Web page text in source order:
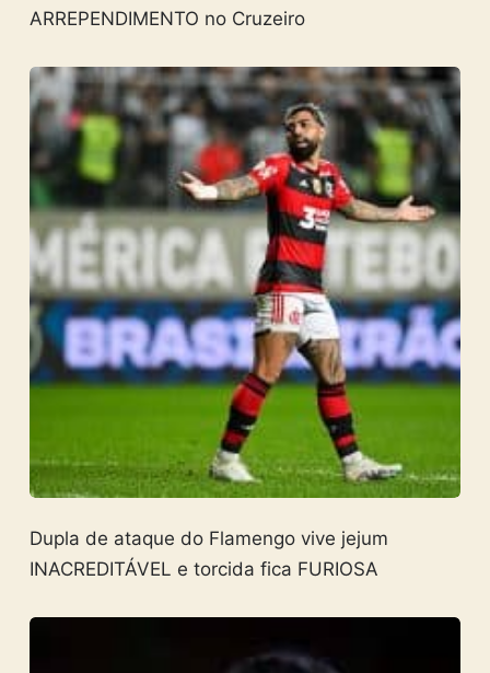
ARREPENDIMENTO no Cruzeiro
Dupla de ataque do Flamengo vive jejum
INACREDITÁVEL e torcida fica FURIOSA